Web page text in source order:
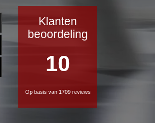
Klanten
beoordeling
10
Op basis van 1709 reviews